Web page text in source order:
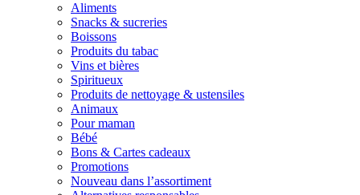
Aliments
Snacks & sucreries
Boissons
Produits du tabac
Vins et bières
Spiritueux
Produits de nettoyage & ustensiles
Animaux
Pour maman
Bébé
Bons & Cartes cadeaux
Promotions
Nouveau dans l’assortiment